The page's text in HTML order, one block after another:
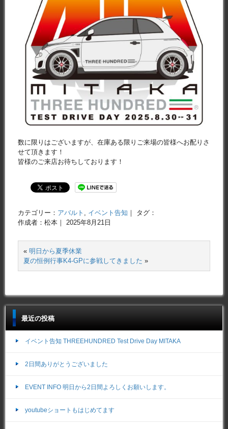
数に限りはございますが、在庫ある限りご来場の皆様へお配りさ
せて頂きます！
皆様のご来店お待ちしております！
カテゴリー： アバルト イベント告知 ｜ タグ：
作成者：松本｜ 2025年8月21日
« 明日から夏季休業
夏の恒例行事K4-GPに参戦してきました »
最近の投稿
イベント告知 THREEHUNDRED Test Drive Day MITAKA
2日間ありがとうございました
EVENT INFO 明日から2日間よろしくお願いします。
youtubeショートもはじめてます